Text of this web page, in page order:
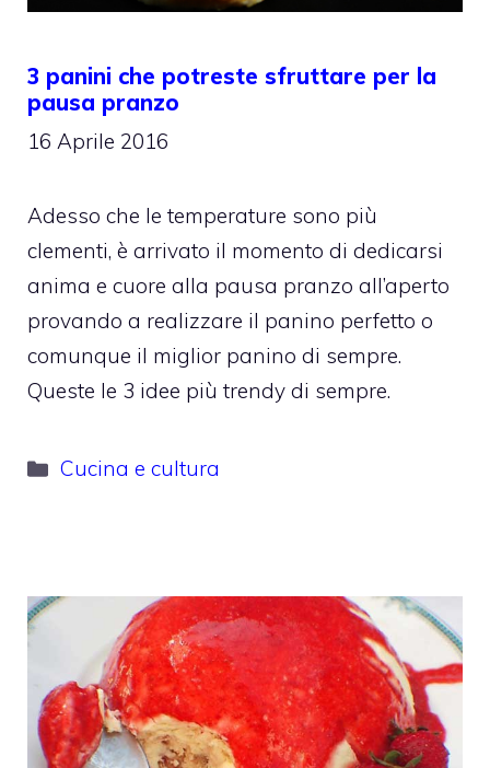
3 panini che potreste sfruttare per la
pausa pranzo
16 Aprile 2016
Adesso che le temperature sono più
clementi, è arrivato il momento di dedicarsi
anima e cuore alla pausa pranzo all’aperto
provando a realizzare il panino perfetto o
comunque il miglior panino di sempre.
Queste le 3 idee più trendy di sempre.
Categorie
Cucina e cultura